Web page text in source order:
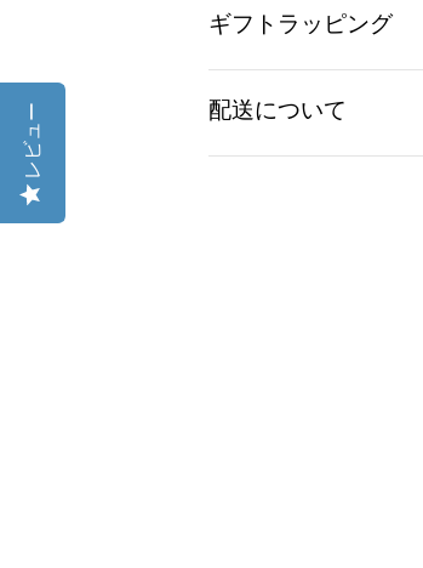
S
M
ギフトラッピング
配送について
レビュー